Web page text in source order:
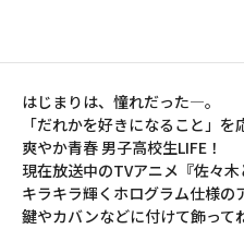
はじまりは、憧れだった―。
「だれかを好きになること」を
爽やか青春 男子高校生LIFE！
現在放送中のTVアニメ『佐々木
キラキラ輝くホログラム仕様の
鍵やカバンなどに付けて飾って